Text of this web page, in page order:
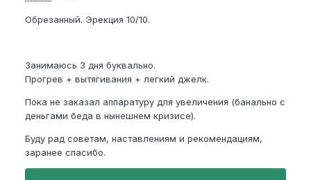
Обрезанный. Эрекция 10/10.
Занимаюсь 3 дня буквально.
Прогрев + вытягивания + легкий джелк.
Пока не заказал аппаратуру для увеличения (банально с
деньгами беда в нынешнем кризисе).
Буду рад советам, наставлениям и рекомендациям,
заранее спасибо.